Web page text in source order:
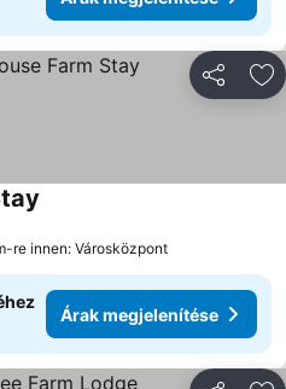
re innen: Városközpont
Árak megjelenítése